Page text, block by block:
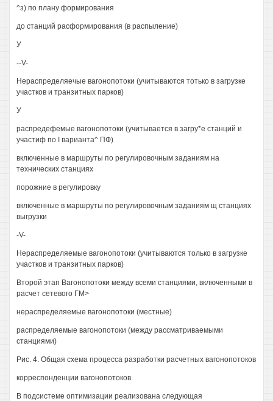
^з) по плану формирования
до станций расформирования (в распыление)
У
--V-
Нераспределяечые вагонопотоки (учитываются тотько в загрузке
участков и транзитных парков)
У
распредефемые вагонопотоки (учитывается в загру*е станций и
участиф по I варианта^ ПФ)
включенные в маршруты по регулировочным заданиям на
технических станциях
порожние в регулировку
включенные в маршруты по регулировочным заданиям щ станциях
выгрузки
-V-
Нераспределяемые вагонопотоки (учитываются только в загрузке
участков и транзитных парков)
Второй этап Вагонопотоки между всеми станциями, включенными в
расчет сетевого ГМ>
нераспределяемые вагонопотоки (местные)
распределяемые вагонопотоки (между рассматриваемыми
станциями)
Рис. 4. Общая схема процесса разработки расчетных вагонопотоков
корреспонденции вагонопотоков.
В подсистеме оптимизации реализована следующая